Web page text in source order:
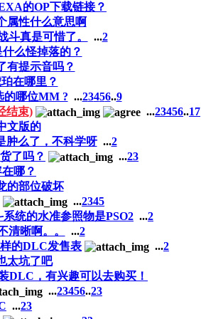
的OP下载链接？
属性什么意思啊
斗真是可惜了。
...2
么怪掉落的？
有提示音吗？
在哪里？
的哪位MM ? ...23456..9
结束)
...23456..17
文版的
肿么了，不科学呀 ...2
了吗？
...23
哪？
的部位破坏
...2345
统的水准参照物是PSO2 ...2
清晰啊。。
...2
的DLC发售表
...2
太坑了吧
DLC，有兴趣可以去购买！
...23456..23
...23